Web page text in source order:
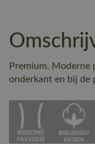
Premium. Moderne
onderkant en bij de